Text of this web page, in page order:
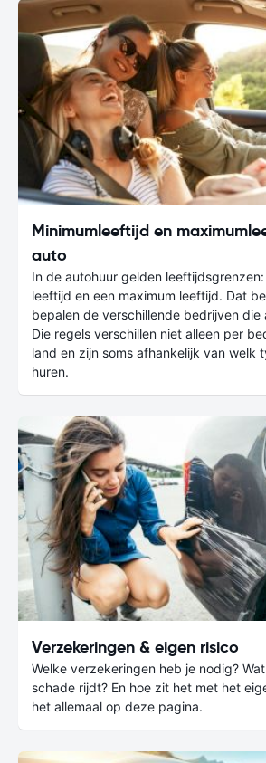
Minimumleeftijd en
auto
In de autohuur gelden leeftijdsgrenzen:
leeftijd en een maximum leeftijd. Dat
bepalen de verschillende bedrijven die
Die regels verschillen niet alleen per
land en zijn soms afhankelijk van welk
huren.
Verzekeringen & eigen risico
Welke verzekeringen heb je nodig?
schade rijdt? En hoe zit het met het
het allemaal op deze pagina.